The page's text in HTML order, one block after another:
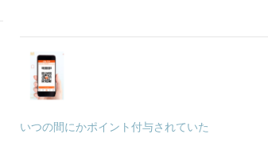
いつの間にかポイント付与されていた